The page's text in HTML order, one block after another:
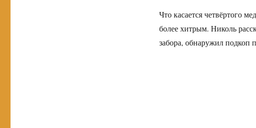
Что касается четвёртого
более хитрым. Николь
забора, обнаружил подкоп